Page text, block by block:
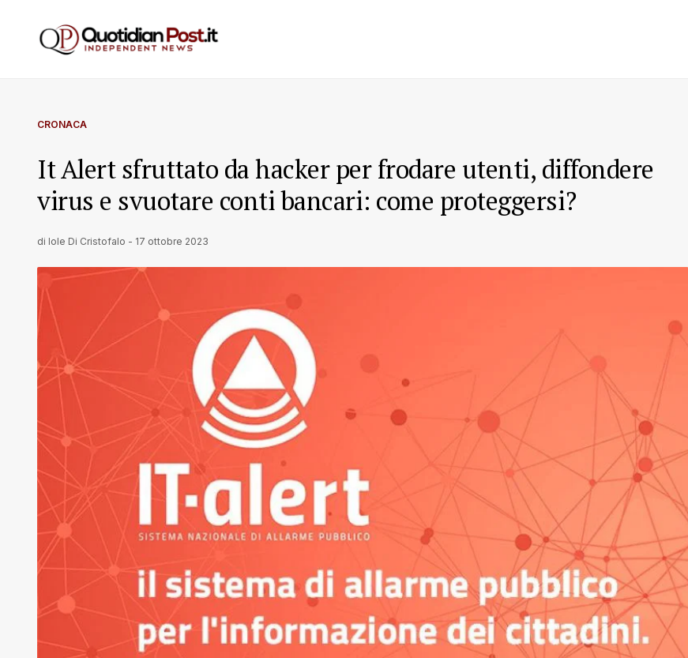
CRONACA
It Alert sfruttato da hacker per frodare utenti, diffondere
virus e svuotare conti bancari: come proteggersi?
di Iole Di Cristofalo - 17 ottobre 2023